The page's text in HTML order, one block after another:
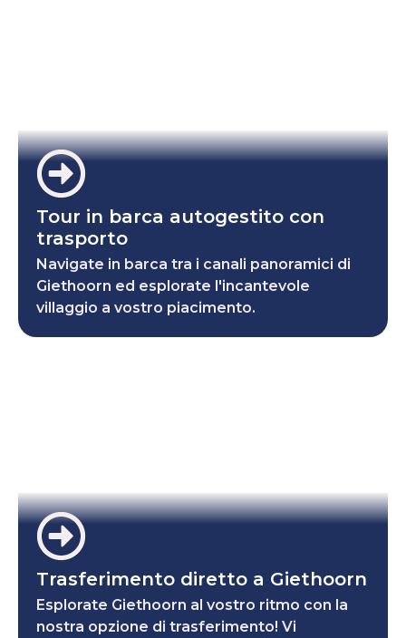
Tour in barca autogestito con
trasporto
Navigate in barca tra i canali panoramici di
Giethoorn ed esplorate l'incantevole
villaggio a vostro piacimento.
Trasferimento diretto a Giethoorn
Esplorate Giethoorn al vostro ritmo con la
nostra opzione di trasferimento! Vi